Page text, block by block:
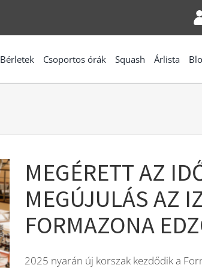
Bérletek Csoportos órák Squash Árlista
MEGÉRETT AZ
MEGÚJULÁS AZ
FORMAZONA
2025 nyarán új korszak kezdődik a